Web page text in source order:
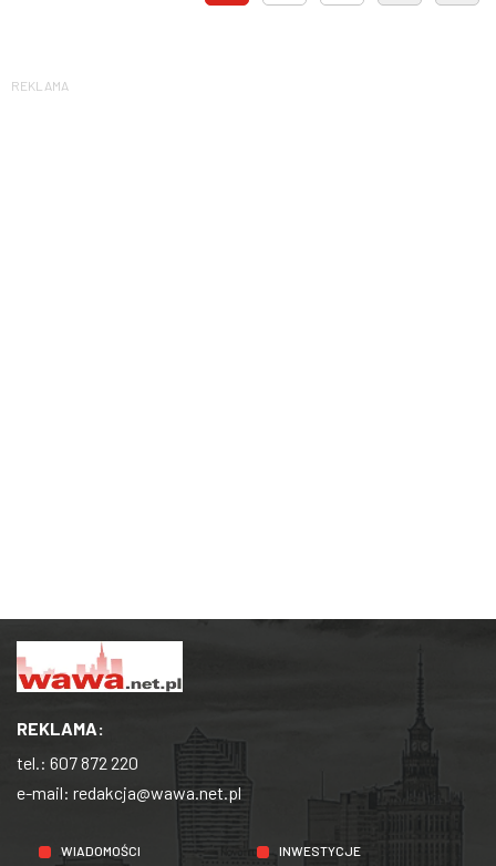
REKLAMA
REKLAMA:
tel.: 607 872 220
e-mail: redakcja@wawa.net.pl
WIADOMOŚCI INWESTYCJE